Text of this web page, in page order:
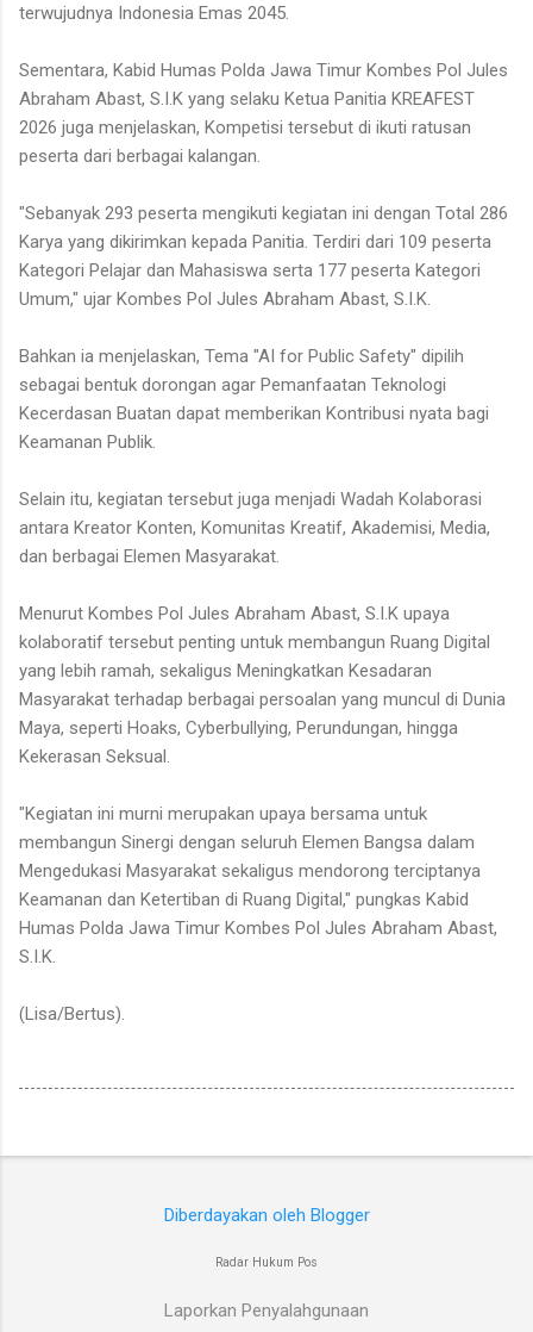
terwujudnya Indonesia Emas 2045.
Sementara, Kabid Humas Polda Jawa Timur Kombes Pol Jules
Abraham Abast, S.I.K yang selaku Ketua Panitia KREAFEST
2026 juga menjelaskan, Kompetisi tersebut di ikuti ratusan
peserta dari berbagai kalangan.
"Sebanyak 293 peserta mengikuti kegiatan ini dengan Total 286
Karya yang dikirimkan kepada Panitia. Terdiri dari 109 peserta
Kategori Pelajar dan Mahasiswa serta 177 peserta Kategori
Umum," ujar Kombes Pol Jules Abraham Abast, S.I.K.
Bahkan ia menjelaskan, Tema "AI for Public Safety" dipilih
sebagai bentuk dorongan agar Pemanfaatan Teknologi
Kecerdasan Buatan dapat memberikan Kontribusi nyata bagi
Keamanan Publik.
Selain itu, kegiatan tersebut juga menjadi Wadah Kolaborasi
antara Kreator Konten, Komunitas Kreatif, Akademisi, Media,
dan berbagai Elemen Masyarakat.
Menurut Kombes Pol Jules Abraham Abast, S.I.K upaya
kolaboratif tersebut penting untuk membangun Ruang Digital
yang lebih ramah, sekaligus Meningkatkan Kesadaran
Masyarakat terhadap berbagai persoalan yang muncul di Dunia
Maya, seperti Hoaks, Cyberbullying, Perundungan, hingga
Kekerasan Seksual.
"Kegiatan ini murni merupakan upaya bersama untuk
membangun Sinergi dengan seluruh Elemen Bangsa dalam
Mengedukasi Masyarakat sekaligus mendorong terciptanya
Keamanan dan Ketertiban di Ruang Digital," pungkas Kabid
Humas Polda Jawa Timur Kombes Pol Jules Abraham Abast,
S.I.K.
(Lisa/Bertus).
Diberdayakan oleh Blogger
Radar Hukum Pos
Laporkan Penyalahgunaan